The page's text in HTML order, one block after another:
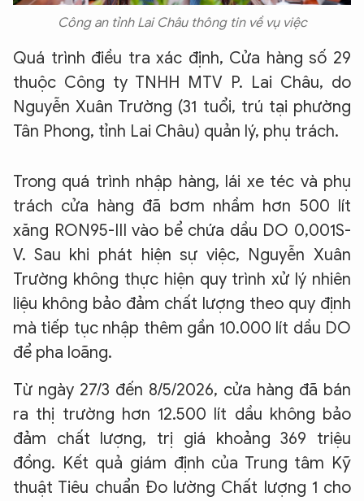
Công an tỉnh Lai Châu thông tin về vụ việc
Quá trình điều tra xác định, Cửa hàng số 29
thuộc Công ty TNHH MTV P. Lai Châu, do
Nguyễn Xuân Trường (31 tuổi, trú tại phường
Tân Phong, tỉnh Lai Châu) quản lý, phụ trách.
Trong quá trình nhập hàng, lái xe téc và phụ
trách cửa hàng đã bơm nhầm hơn 500 lít
xăng RON95-III vào bể chứa dầu DO 0,001S-
V. Sau khi phát hiện sự việc, Nguyễn Xuân
Trường không thực hiện quy trình xử lý nhiên
liệu không bảo đảm chất lượng theo quy định
mà tiếp tục nhập thêm gần 10.000 lít dầu DO
để pha loãng.
Từ ngày 27/3 đến 8/5/2026, cửa hàng đã bán
ra thị trường hơn 12.500 lít dầu không bảo
đảm chất lượng, trị giá khoảng 369 triệu
đồng. Kết quả giám định của Trung tâm Kỹ
thuật Tiêu chuẩn Đo lường Chất lượng 1 cho